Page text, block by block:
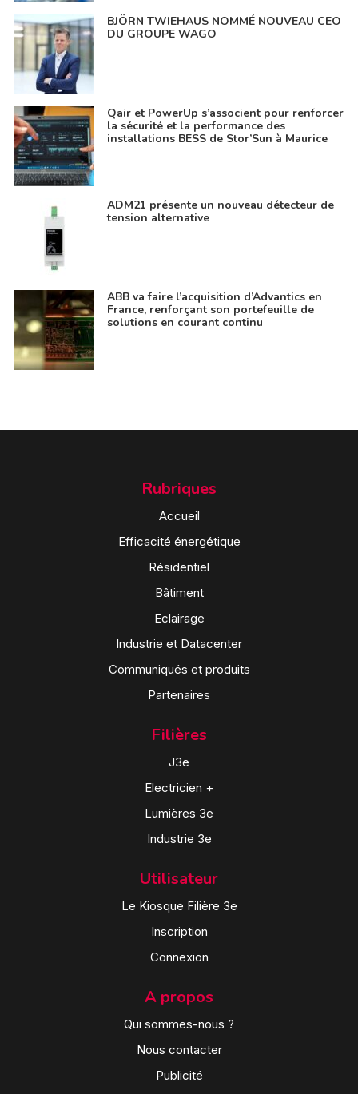
BJÖRN TWIEHAUS NOMMÉ NOUVEAU CEO
DU GROUPE WAGO
Qair et PowerUp s’associent pour renforcer
la sécurité et la performance des
installations BESS de Stor’Sun à Maurice
ADM21 présente un nouveau détecteur de
tension alternative
ABB va faire l’acquisition d’Advantics en
France, renforçant son portefeuille de
solutions en courant continu
Rubriques
Accueil
Efficacité énergétique
Résidentiel
Bâtiment
Eclairage
Industrie et Datacenter
Communiqués et produits
Partenaires
Filières
J3e
Electricien +
Lumières 3e
Industrie 3e
Utilisateur
Le Kiosque Filière 3e
Inscription
Connexion
A propos
Qui sommes-nous ?
Nous contacter
Publicité